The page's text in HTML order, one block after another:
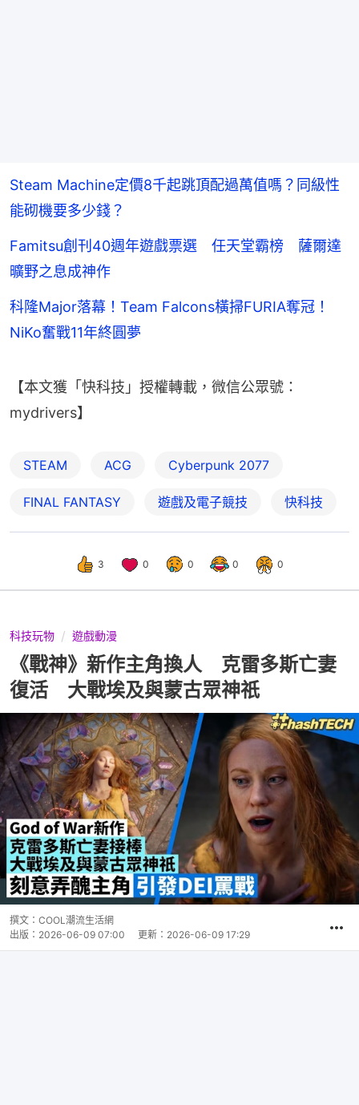
Steam Machine定價8千起跳頂配過萬值嗎？同級性
能砌機要多少錢？
Famitsu創刊40週年遊戲票選 任天堂霸榜 薩爾達
曠野之息成神作
科隆Major落幕！Team Falcons橫掃FURIA奪冠！
NiKo奮戰11年終圓夢
【本文獲「快科技」授權轉載，微信公眾號：
mydrivers】
STEAM ACG Cyberpunk 2077
FINAL FANTASY 遊戲及電子競技 快科技
3 0 0 0 0
科技玩物 遊戲動漫
《戰神》新作主角換人 克雷多斯亡妻
復活 大戰埃及與蒙古眾神祇
撰文： COOL潮流生活網
出版： 2026-06-09 07:00 更新： 2026-06-09 17:29